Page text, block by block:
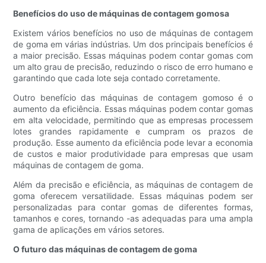
Benefícios do uso de máquinas de contagem gomosa
Existem vários benefícios no uso de máquinas de contagem
de goma em várias indústrias. Um dos principais benefícios é
a maior precisão. Essas máquinas podem contar gomas com
um alto grau de precisão, reduzindo o risco de erro humano e
garantindo que cada lote seja contado corretamente.
Outro benefício das máquinas de contagem gomoso é o
aumento da eficiência. Essas máquinas podem contar gomas
em alta velocidade, permitindo que as empresas processem
lotes grandes rapidamente e cumpram os prazos de
produção. Esse aumento da eficiência pode levar a economia
de custos e maior produtividade para empresas que usam
máquinas de contagem de goma.
Além da precisão e eficiência, as máquinas de contagem de
goma oferecem versatilidade. Essas máquinas podem ser
personalizadas para contar gomas de diferentes formas,
tamanhos e cores, tornando -as adequadas para uma ampla
gama de aplicações em vários setores.
O futuro das máquinas de contagem de goma